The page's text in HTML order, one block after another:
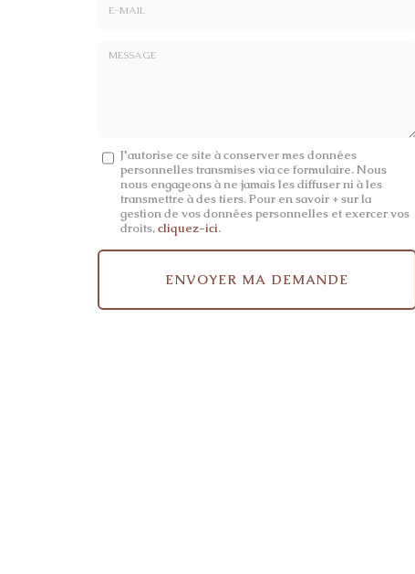
Message
J'autorise ce site à conserver mes données
personnelles transmises via ce formulaire. Nous
nous engageons à ne jamais les diffuser ni à les
transmettre à des tiers. Pour en savoir + sur la
gestion de vos données personnelles et exercer vos
droits,cliquez-ici.
Acceptation
ENVOYER MA DEMANDE